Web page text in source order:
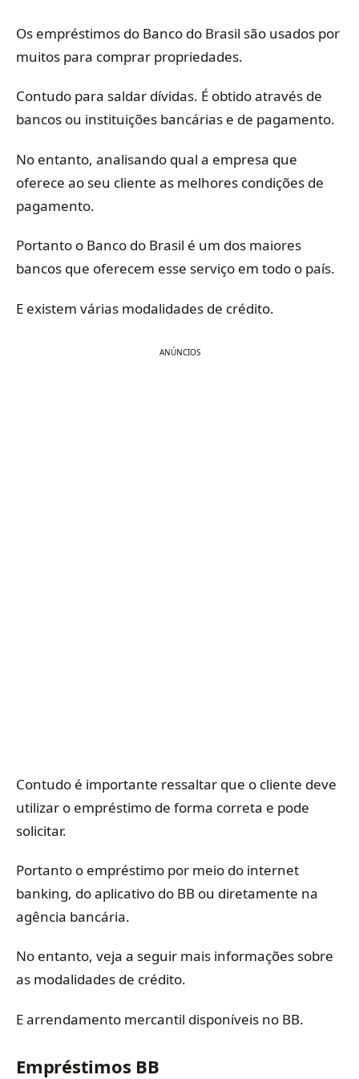
Os empréstimos do Banco do Brasil são usados ​​por
muitos para comprar propriedades.
Contudo para saldar dívidas. É obtido através de
bancos ou instituições bancárias e de pagamento.
No entanto, analisando qual a empresa que
oferece ao seu cliente as melhores condições de
pagamento.
Portanto o Banco do Brasil é um dos maiores
bancos que oferecem esse serviço em todo o país.
E existem várias modalidades de crédito.
ANÚNCIOS
Contudo é importante ressaltar que o cliente deve
utilizar o empréstimo de forma correta e pode
solicitar.
Portanto o empréstimo por meio do internet
banking, do aplicativo do BB ou diretamente na
agência bancária.
No entanto, veja a seguir mais informações sobre
as modalidades de crédito.
E arrendamento mercantil disponíveis no BB.
Empréstimos BB